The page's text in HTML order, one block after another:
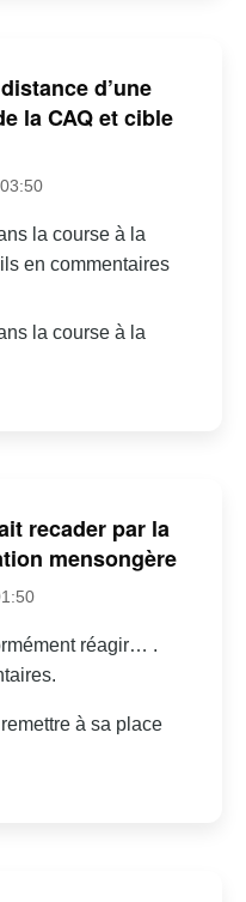
d’une
la CAQ et cible
la course à la
en commentaires
la course à la
recader par la
mensongère
réagir… .
à sa place